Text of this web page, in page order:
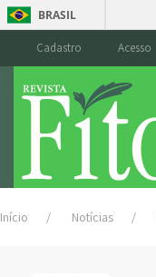
BRASIL
Cadastro Acesso
Início Notícias